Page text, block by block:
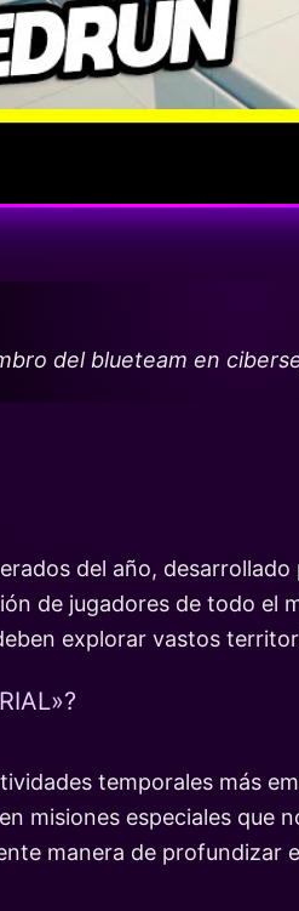
del blueteam en
del año,
de jugadores de todo
explorar vastos
temporales más
misiones especiales que
manera de